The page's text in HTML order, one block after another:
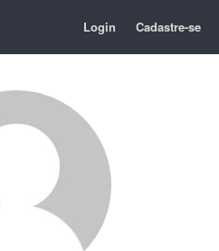
Login Cadastre-se